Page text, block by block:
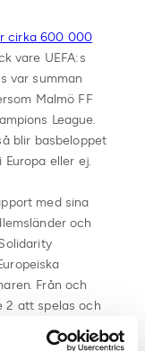
cirka 600 000
vare UEFA:s
var summan
Malmö FF
League.
blir basbeloppet
eller ej.
med sina
och
Från och
2 att spelas och